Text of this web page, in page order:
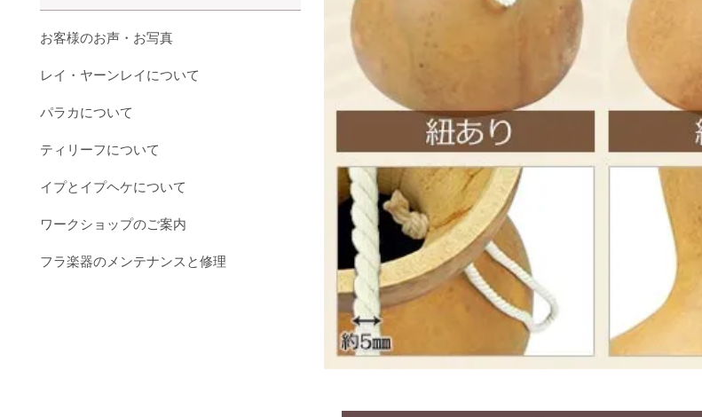
お客様のお声・お写真
レイ・ヤーンレイについて
パラカについて
ティリーフについて
イプとイプヘケについて
ワークショップのご案内
フラ楽器のメンテナンスと修理